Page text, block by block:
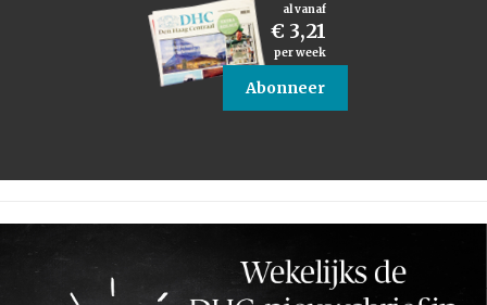
al vanaf
€ 3,21
per week
Abonneer